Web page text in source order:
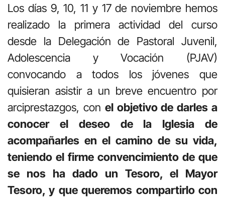
Los días 9, 10, 11 y 17 de noviembre hemos
realizado la primera actividad del curso
desde la Delegación de Pastoral Juvenil,
Adolescencia y Vocación (PJAV)
convocando a todos los jóvenes que
quisieran asistir a un breve encuentro por
arciprestazgos, con el objetivo de darles a
conocer el deseo de la Iglesia de
acompañarles en el camino de su vida,
teniendo el firme convencimiento de que
se nos ha dado un Tesoro, el Mayor
Tesoro, y que queremos compartirlo con